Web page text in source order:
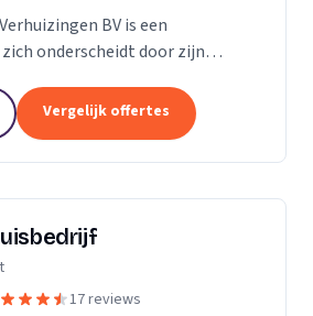
BV is een
onderscheidt door zijn
Amersfoort, Veenendaal en
Vergelijk offertes
17 reviews